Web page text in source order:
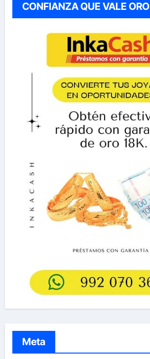
CONFIANZA QUE VALE ORO
Meta